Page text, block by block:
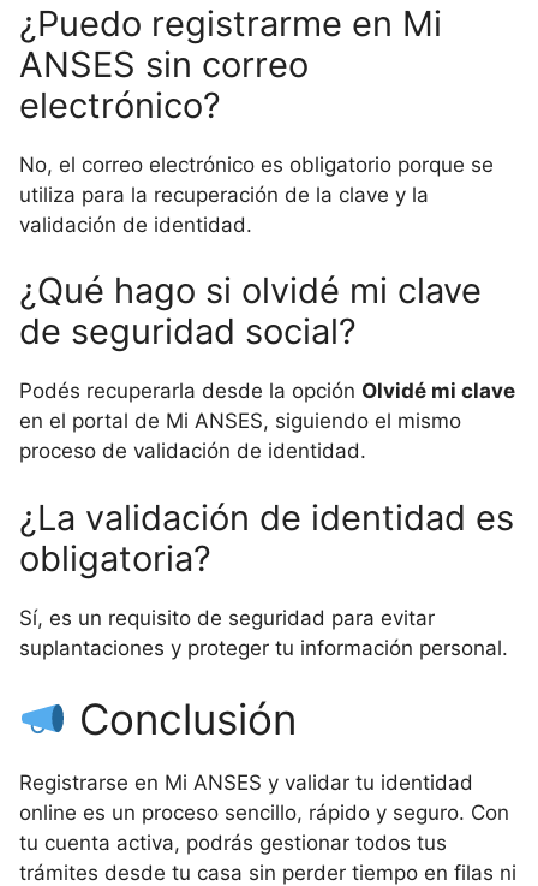
¿Puedo registrarme en Mi
ANSES sin correo
electrónico?
No, el correo electrónico es obligatorio porque se
utiliza para la recuperación de la clave y la
validación de identidad.
¿Qué hago si olvidé mi clave
de seguridad social?
Podés recuperarla desde la opción Olvidé mi clave
en el portal de Mi ANSES, siguiendo el mismo
proceso de validación de identidad.
¿La validación de identidad es
obligatoria?
Sí, es un requisito de seguridad para evitar
suplantaciones y proteger tu información personal.
Conclusión
Registrarse en Mi ANSES y validar tu identidad
online es un proceso sencillo, rápido y seguro. Con
tu cuenta activa, podrás gestionar todos tus
trámites desde tu casa sin perder tiempo en filas ni